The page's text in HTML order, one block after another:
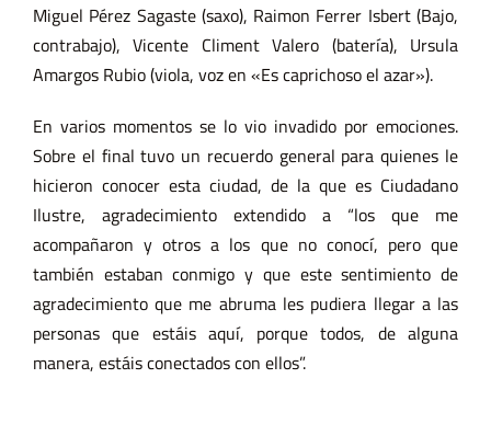
Miguel Pérez Sagaste (saxo), Raimon Ferrer Isbert (Bajo,
contrabajo), Vicente Climent Valero (batería), Ursula
Amargos Rubio (viola, voz en «Es caprichoso el azar»).
En varios momentos se lo vio invadido por emociones.
Sobre el final tuvo un recuerdo general para quienes le
hicieron conocer esta ciudad, de la que es Ciudadano
Ilustre, agradecimiento extendido a “los que me
acompañaron y otros a los que no conocí, pero que
también estaban conmigo y que este sentimiento de
agradecimiento que me abruma les pudiera llegar a las
personas que estáis aquí, porque todos, de alguna
manera, estáis conectados con ellos”.